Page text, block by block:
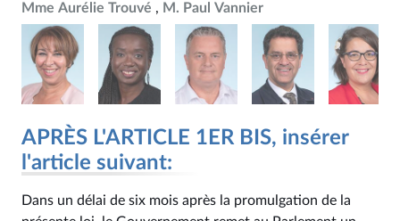
Mme Aurélie Trouvé
M. Paul Vannier
APRÈS L'ARTICLE 1ER BIS, insérer
l'article suivant:
Dans un délai de six mois après la promulgation de la